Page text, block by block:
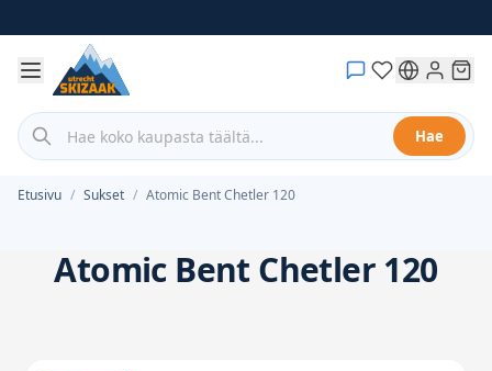
Hae koko kaupasta täältä... Hae
Etusivu / Sukset / Atomic Bent Chetler 120
Atomic Bent Chetler 120